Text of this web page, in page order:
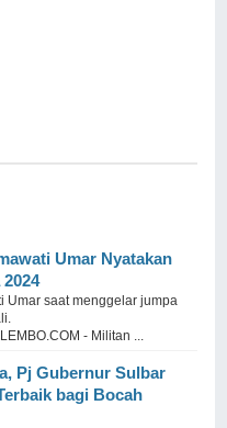
Umar Nyatakan
Umar saat menggelar jumpa
- Militan ...
Pj Gubernur Sulbar
bagi Bocah